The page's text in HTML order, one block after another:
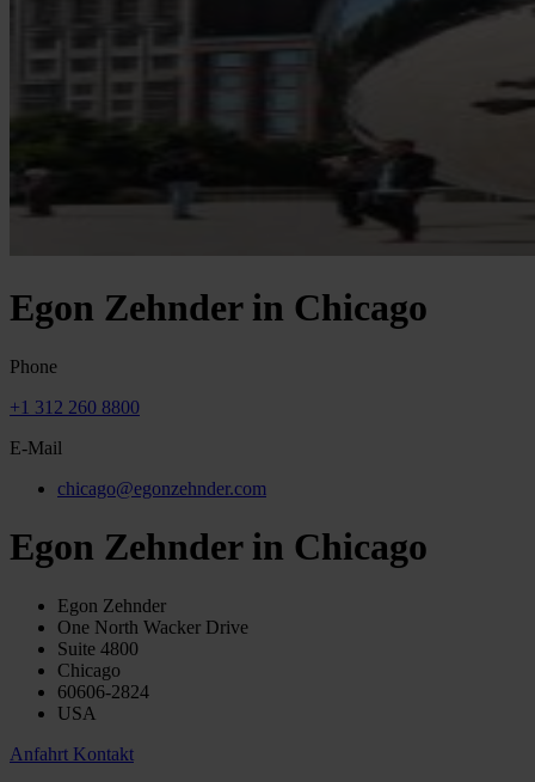
Egon Zehnder in Chicago
Phone
+1 312 260 8800
E-Mail
chicago@egonzehnder.com
Egon Zehnder in Chicago
Egon Zehnder
One North Wacker Drive
Suite 4800
Chicago
60606-2824
USA
Anfahrt Kontakt